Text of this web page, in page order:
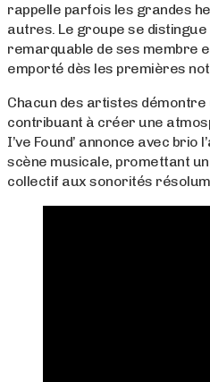
rappelle parfois les grandes
autres. Le groupe se
remarquable de ses membre
emporté dès les premières
Chacun des artistes démontre
contribuant à créer une
I’ve Found’ annonce avec brio
scène musicale, promettant
collectif aux sonorités